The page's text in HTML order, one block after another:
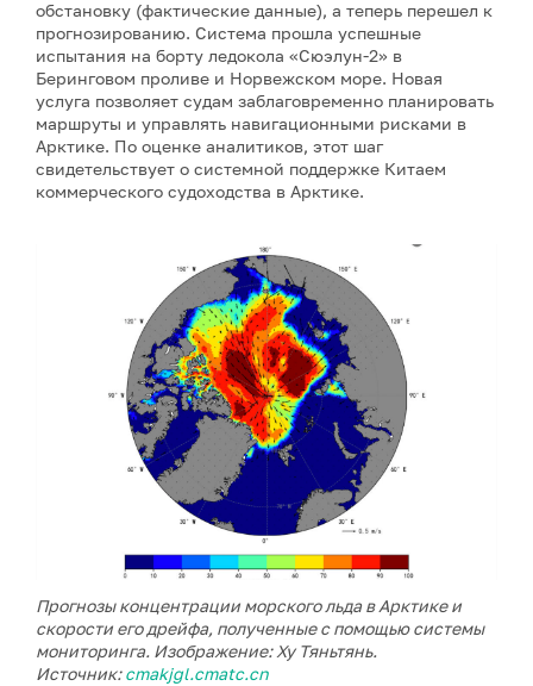
обстановку (фактические данные), а теперь перешел к
прогнозированию. Система прошла успешные
испытания на борту ледокола «Сюэлун-2» в
Беринговом проливе и Норвежском море. Новая
услуга позволяет судам заблаговременно планировать
маршруты и управлять навигационными рисками в
Арктике. По оценке аналитиков, этот шаг
свидетельствует о системной поддержке Китаем
коммерческого судоходства в Арктике.
Прогнозы концентрации морского льда в Арктике и
скорости его дрейфа, полученные с помощью системы
мониторинга. Изображение: Ху Тяньтянь.
Источник:cmakjgl.cmatc.cn